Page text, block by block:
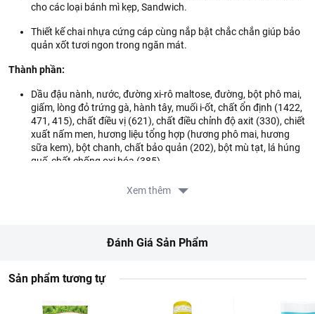
cho các loại bánh mì kẹp, Sandwich.
Thiết kế chai nhựa cứng cáp cùng nắp bật chắc chắn giúp bảo
quản xốt tươi ngon trong ngăn mát.
Thành phần:
Dầu đậu nành, nước, đường xi-rô maltose, đường, bột phô mai,
giấm, lòng đỏ trứng gà, hành tây, muối i-ốt, chất ổn định (1422,
471, 415), chất điều vị (621), chất điều chỉnh độ axit (330), chiết
xuất nấm men, hương liệu tổng hợp (hương phô mai, hương
sữa kem), bột chanh, chất bảo quản (202), bột mù tạt, lá húng
quế, chất chống oxi hóa (385)
Dùng để trộn salad, salad cá ngừ, salad trứng,
Thông tin nhà sản xuất:
Tên công ty: CONG TY TNHH OTOKI VIET NAM
Xem thêm
Đánh Giá Sản Phẩm
Sản phẩm tương tự